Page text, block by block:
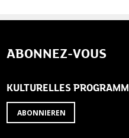
ABONNEZ-VOUS
KULTURELLES PROGRAMM
ABONNIEREN